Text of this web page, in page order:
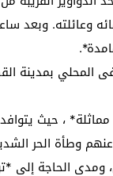
وعائلته. وبعد
بمدينة
، حيث يتوافد
الحاجة إلى